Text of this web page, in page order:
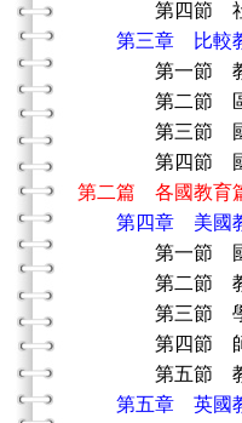
第四節 社會
第三章 比較
第一節 教育
第二節 區
第三節 國
第四節 國
第二篇 各國教育
第四章 美國
第一節 國
第二節 教育
第三節 學
第四節 師
第五節 教育
第五章 英國